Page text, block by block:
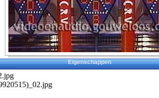
Eigenschappen